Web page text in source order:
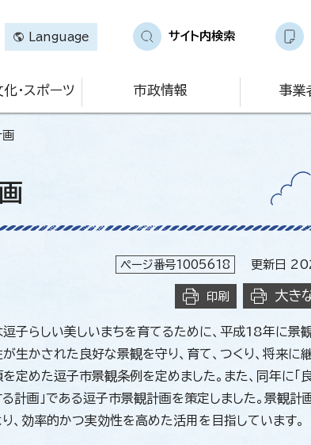
Language サイト内検索
・スポーツ 市政情報 事業
ページ番号1005618 更新日
印刷 大き
子らしい美しいまちを育てるために、平成18年に景観
生かされた良好な景観を守り、育て、つくり、将来に
定めた逗子市景観条例を定めました。また、同年に「
計画」である逗子市景観計画を策定しました。景観計
、効率的かつ実効性を高めた活用を目指しています。